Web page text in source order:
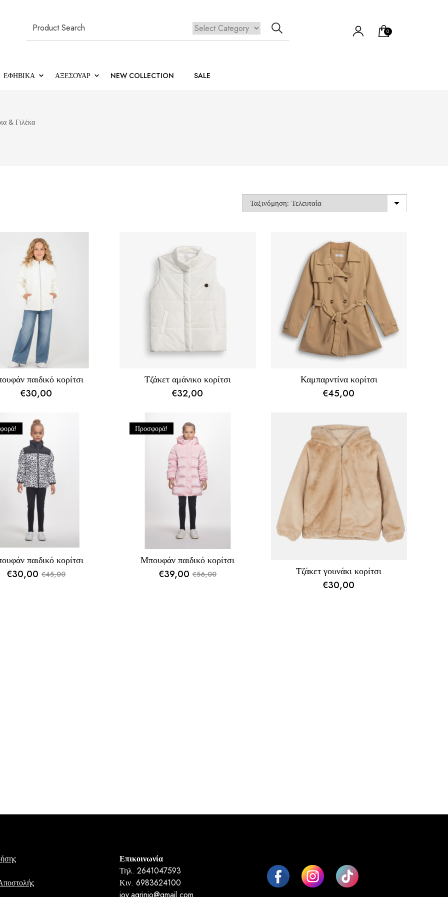
Search
for:
0
ΕΦΗΒΙΚΆ ΑΞΕΣΟΥΑΡ NEW COLLECTION SALE
& Γιλέκα
παιδικό κορίτσι
€30,00
Τζάκετ αμάνικο κορίτσι
€32,00
Καμπαρντίνα κορίτσι
€45,00
παιδικό κορίτσι
€45,00
Original
€30,00Η
Προσφορά!
Μπουφάν παιδικό κορίτσι
€56,00
Original
€39,00Η
Τζάκετ γουνάκι κορίτσι
€30,00
Επικοινωνία
Τηλ. 2641047593
Κιν. 6983624100
joy.agrinio@gmail.com